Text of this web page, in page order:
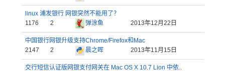
linux 浦发银行 网银突然不能用了？
1176
2 弹涂鱼 2013年12月22日
中国银行网银升级支持Chrome/Firefox和Mac
2147
2 晨之晖 2013年11月15日
交行短信认证版网银支付网关在 Mac OS X 10.7 Lion 中依..